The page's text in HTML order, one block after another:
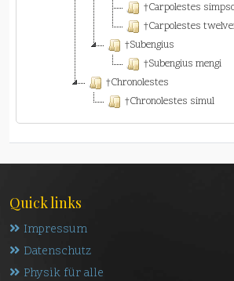
†Carpolestes
†Carpolestes
†Subengius
†Subengius mengi
†Chronolestes
†Chronolestes simul
Quick links
Impressum
Datenschutz
Physik für alle